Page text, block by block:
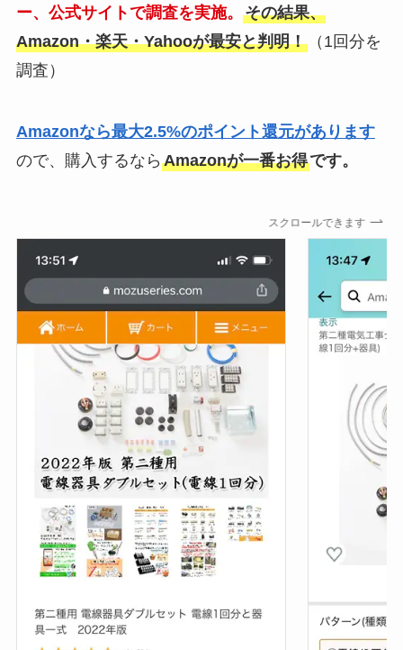
ー、公式サイトで調査を実施。 その結果、
Amazon・楽天・Yahooが最安と判明！（1回分を
調査）
Amazonなら最大2.5%のポイント還元があります
ので、購入するなら Amazonが一番お得です。
スクロールできます